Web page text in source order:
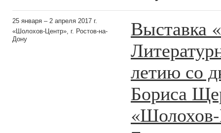
25 января – 2 апреля 2017 г.
«Шолохов-Центр», г. Ростов-на-
Дону
Выставка
летию со
Бориса